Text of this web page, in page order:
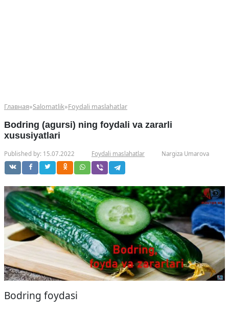
Главная»Salomatlik»Foydali maslahatlar
Bodring (agursi) ning foydali va zararli
xususiyatlari
Published by: 15.07.2022 Foydali maslahatlar Nargiza Umarova
Bodring foydasi